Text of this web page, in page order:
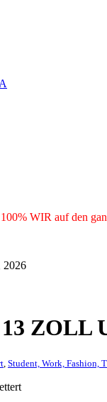
WIR auf den
2026
ZOLL
Student, Work, Fashion,